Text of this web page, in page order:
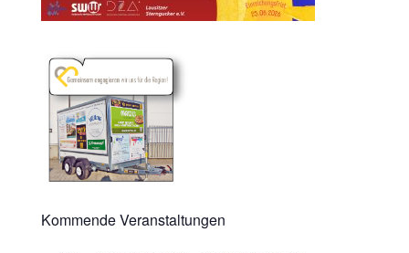
Kommende Veranstaltungen